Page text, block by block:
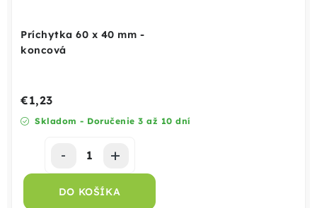
Príchytka 60 x 40 mm -
koncová
Skladom - Doručenie 3 až 10 dní
€1,23
DO KOŠÍKA